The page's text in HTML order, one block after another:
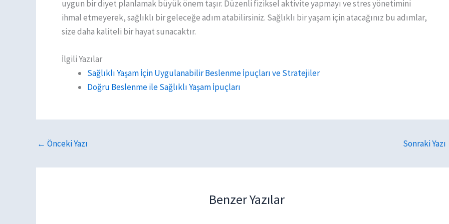
uygun bir diyet planlamak büyük önem taşır. Düzenli fiziksel aktivite yapmayı ve stres yönetimini
ihmal etmeyerek, sağlıklı bir geleceğe adım atabilirsiniz. Sağlıklı bir yaşam için atacağınız bu adımlar,
size daha kaliteli bir hayat sunacaktır.
İlgili Yazılar
Sağlıklı Yaşam İçin Uygulanabilir Beslenme İpuçları ve Stratejiler
Doğru Beslenme ile Sağlıklı Yaşam İpuçları
← Önceki Yazı Sonraki Yazı
Benzer Yazılar